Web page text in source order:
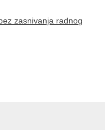
zasnivanja radnog